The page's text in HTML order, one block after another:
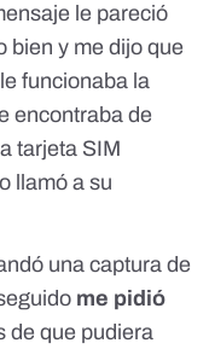
le pareció
bien y me dijo que
funcionaba la
encontraba de
tarjeta SIM
llamó a su
una captura de
me pidió
de que pudiera